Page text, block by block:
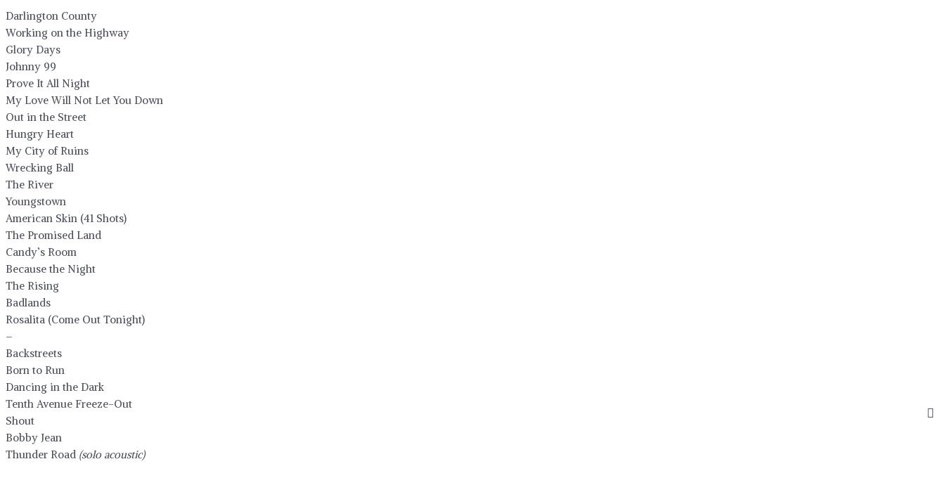
Darlington County
Working on the Highway
Glory Days
Johnny 99
Prove It All Night
My Love Will Not Let You Down
Out in the Street
Hungry Heart
My City of Ruins
Wrecking Ball
The River
Youngstown
American Skin (41 Shots)
The Promised Land
Candy’s Room
Because the Night
The Rising
Badlands
Rosalita (Come Out Tonight)
–
Backstreets
Born to Run
Dancing in the Dark
Tenth Avenue Freeze-Out
Shout
Bobby Jean
Thunder Road (solo acoustic)